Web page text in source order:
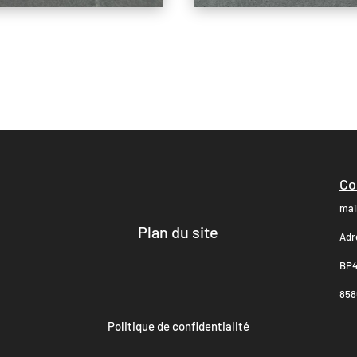
Plan du site
Politique de confidentialité